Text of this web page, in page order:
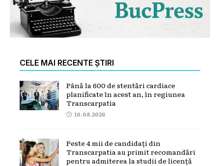
CELE MAI RECENTE ȘTIRI
Până la 600 de stentări cardiace
planificate în acest an, în regiunea
Transcarpatia
10.08.2026
Peste 4 mii de candidați din
Transcarpatia au primit recomandări
pentru admiterea la studii de licență